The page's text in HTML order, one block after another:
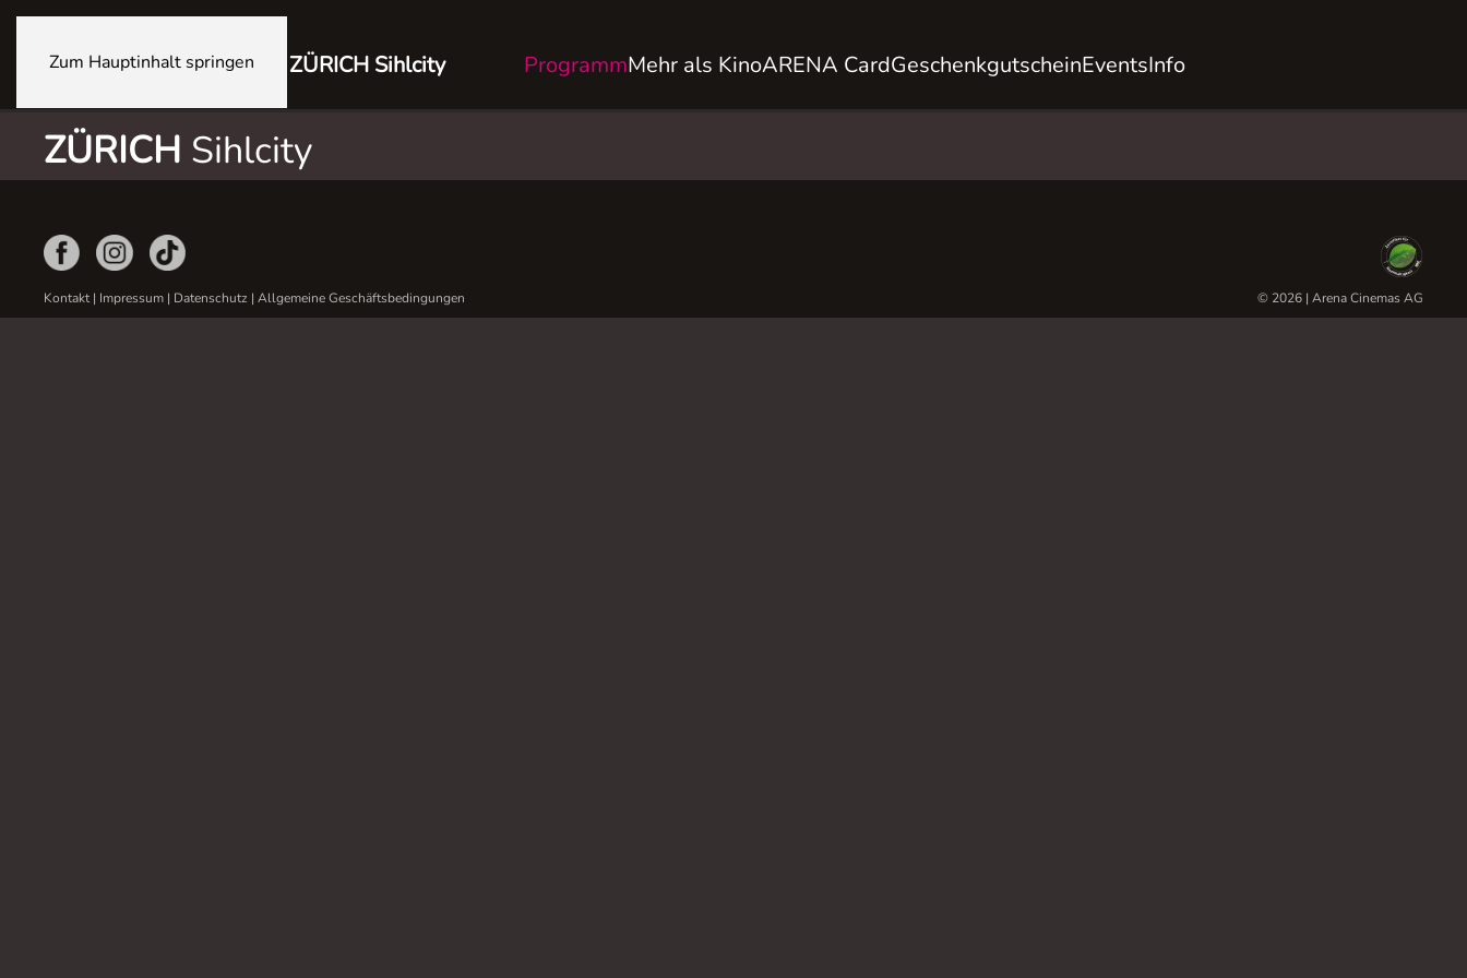
Zum Hauptinhalt springen ZÜRICH Sihlcity ProgrammMehr als KinoARENA CardGeschenkgutscheinEventsInfo
ZÜRICH Sihlcity
Kontakt| Impressum | Datenschutz | Allgemeine Geschäftsbedingungen © 2026 | Arena Cinemas AG